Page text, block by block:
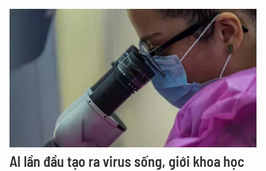
AI lần đầu tạo ra virus sống, giới khoa học